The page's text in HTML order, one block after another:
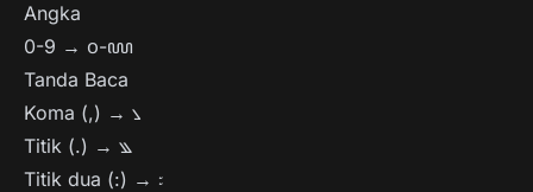
Angka
0-9 → ꧐-꧙
Tanda Baca
Koma (,) → ꧈
Titik (.) → ꧉
Titik dua (:) → ꧇